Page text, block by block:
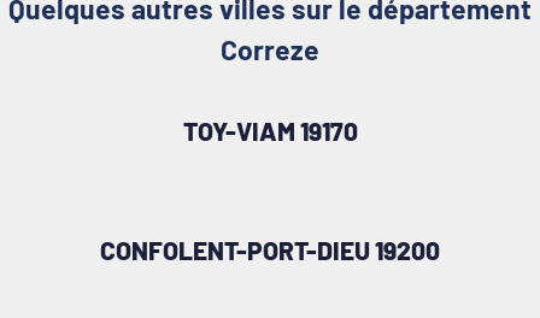
Quelques autres villes sur le département
Correze
TOY-VIAM 19170
CONFOLENT-PORT-DIEU 19200